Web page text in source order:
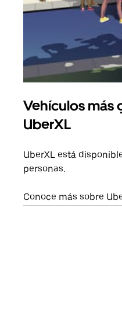
Vehículos más
UberXL
UberXL está
personas.
Conoce más sobre